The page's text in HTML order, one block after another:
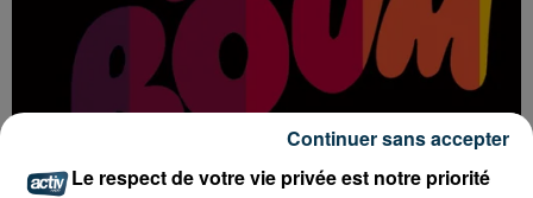
Le respect de votre vie privée est notre priorité
Continuer sans accepter